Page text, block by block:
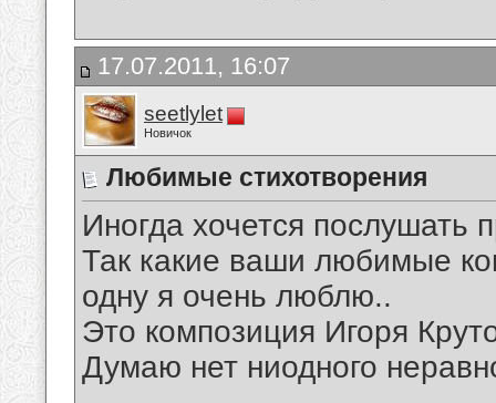
17.07.2011, 16:07
seetlylet
Новичок
Любимые стихотворения
Иногда хочется послушать
Так какие ваши любимые
одну я очень люблю..
Это композиция Игоря
Думаю нет ниодного